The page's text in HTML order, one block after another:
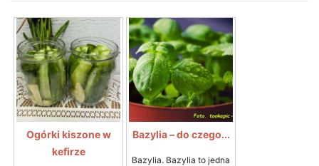
Ogórki kiszone w
kefirze
Bazylia – do czego...
Bazylia. Bazylia to jedna